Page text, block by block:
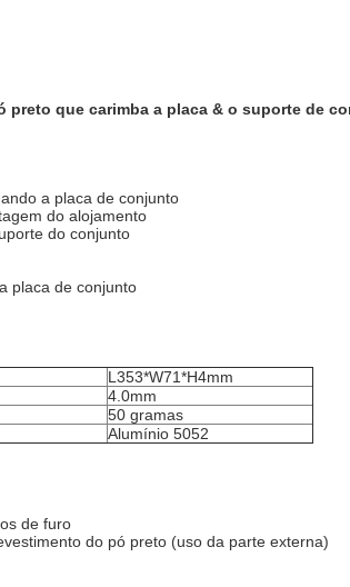
preto que carimba a placa & o suporte de
a placa de conjunto
do alojamento
do conjunto
placa de conjunto
L353*W71*H4mm
4.0mm
50 gramas
Alumínio 5052
de furo
do pó preto (uso da parte externa)